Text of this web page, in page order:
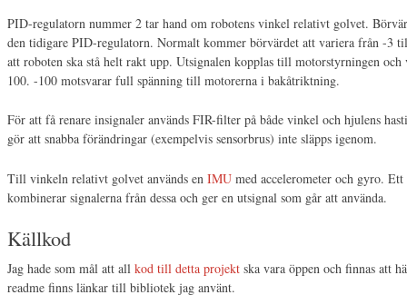
PID-regulatorn nummer 2 tar hand om robotens vinkel relativt golvet.
den tidigare PID-regulatorn. Normalt kommer börvärdet att variera från -3
att roboten ska stå helt rakt upp. Utsignalen kopplas till motorstyrningen
100. -100 motsvarar full spänning till motorerna i bakåtriktning.
För att få renare insignaler används FIR-filter på både vinkel och hjulens
gör att snabba förändringar (exempelvis sensorbrus) inte släpps igenom.
Till vinkeln relativt golvet används en IMU med accelerometer och gyro.
kombinerar signalerna från dessa och ger en utsignal som går att använda.
Källkod
Jag hade som mål att all kod till detta projekt ska vara öppen och finnas att
readme finns länkar till bibliotek jag använt.